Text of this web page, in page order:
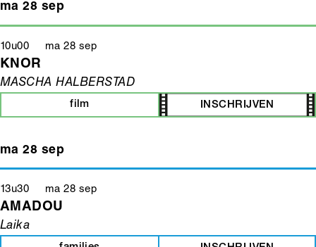
ma 28 sep
10u00 ma 28 sep
KNOR
MASCHA HALBERSTAD
film INSCHRIJVEN
ma 28 sep
13u30 ma 28 sep
AMADOU
Laika